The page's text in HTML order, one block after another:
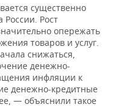
существенно
России. Рост
опережать
товаров и услуг.
снижаться,
денежно-
инфляции к
денежно-кредитные
— объяснили такое